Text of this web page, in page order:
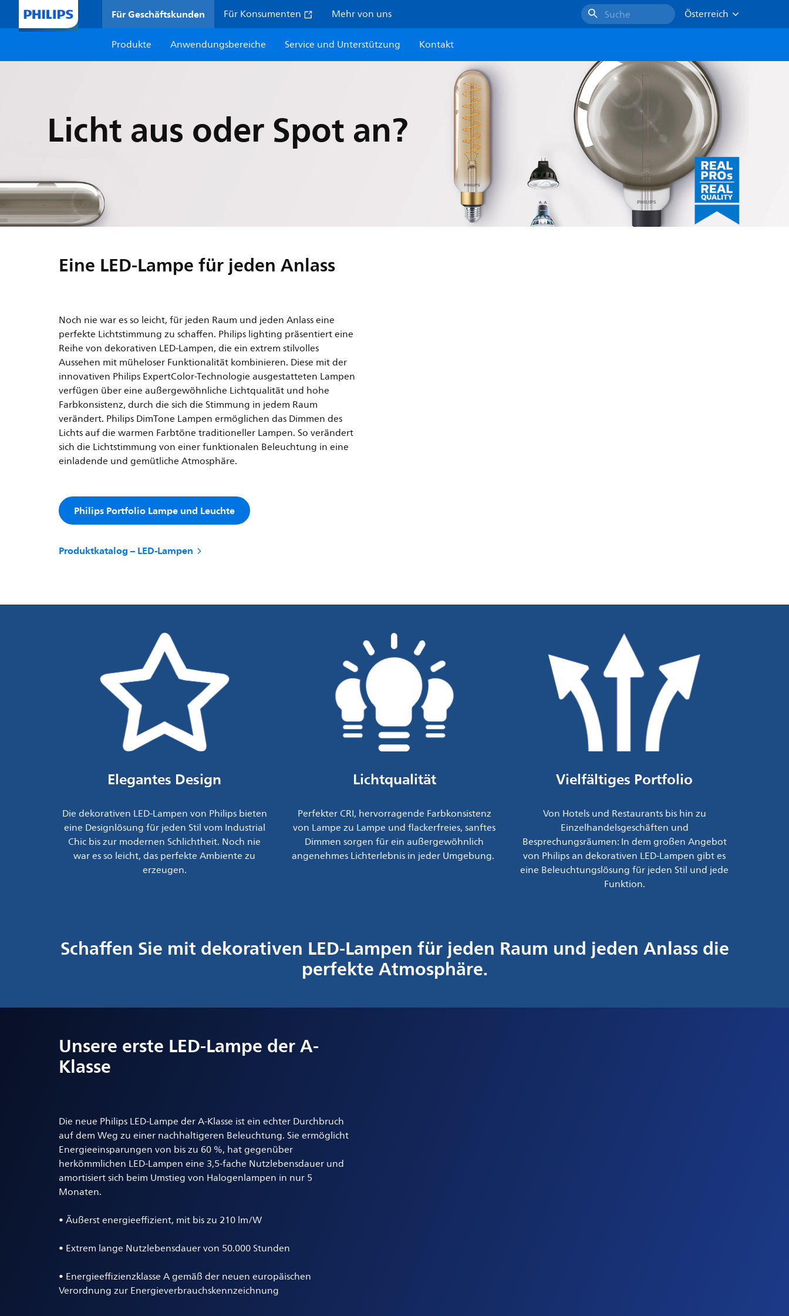
Für Geschäftskunden Für Konsumenten Mehr von uns Suche
Österreich
Produkte
Anwendungsbereiche Service und Unterstützung Kontakt
Licht aus oder Spot an?
Eine LED-Lampe für jeden Anlass
Noch nie war es so leicht, für jeden Raum und jeden Anlass eine
perfekte Lichtstimmung zu schaffen. Philips lighting präsentiert eine
Reihe von dekorativen LED-Lampen, die ein extrem stilvolles
Aussehen mit müheloser Funktionalität kombinieren. Diese mit der
innovativen Philips ExpertColor-Technologie ausgestatteten Lampen
verfügen über eine außergewöhnliche Lichtqualität und hohe
Farbkonsistenz, durch die sich die Stimmung in jedem Raum
verändert. Philips DimTone Lampen ermöglichen das Dimmen des
Lichts auf die warmen Farbtöne traditioneller Lampen. So verändert
sich die Lichtstimmung von einer funktionalen Beleuchtung in eine
einladende und gemütliche Atmosphäre.
Philips Portfolio Lampe und Leuchte
Produktkatalog – LED-Lampen
Elegantes Design
Die dekorativen LED-Lampen von Philips bieten
eine Designlösung für jeden Stil vom Industrial
Chic bis zur modernen Schlichtheit. Noch nie
war es so leicht, das perfekte Ambiente zu
erzeugen.
Lichtqualität
Perfekter CRI, hervorragende Farbkonsistenz
von Lampe zu Lampe und flackerfreies, sanftes
Dimmen sorgen für ein außergewöhnlich
angenehmes Lichterlebnis in jeder Umgebung.
Vielfältiges Portfolio
Von Hotels und Restaurants bis hin zu
Einzelhandelsgeschäften und
Besprechungsräumen: In dem großen Angebot
von Philips an dekorativen LED-Lampen gibt es
eine Beleuchtungslösung für jeden Stil und jede
Funktion.
Schaffen Sie mit dekorativen LED-Lampen für jeden Raum und jeden Anlass die
perfekte Atmosphäre.
Unsere erste LED-Lampe der A-
Klasse
Die neue Philips LED-Lampe der A-Klasse ist ein echter Durchbruch
auf dem Weg zu einer nachhaltigeren Beleuchtung. Sie ermöglicht
Energieeinsparungen von bis zu 60 %, hat gegenüber
herkömmlichen LED-Lampen eine 3,5-fache Nutzlebensdauer und
amortisiert sich beim Umstieg von Halogenlampen in nur 5
Monaten.
• Äußerst energieeffizient, mit bis zu 210 lm/W
• Extrem lange Nutzlebensdauer von 50.000 Stunden
• Energieeffizienzklasse A gemäß der neuen europäischen
Verordnung zur Energieverbrauchskennzeichnung